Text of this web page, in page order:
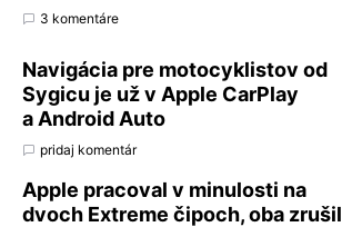
3 komentáre
Navigácia pre motocyklistov od
Sygicu je už v Apple CarPlay
a Android Auto
pridaj komentár
Apple pracoval v minulosti na
dvoch Extreme čipoch, oba zrušil